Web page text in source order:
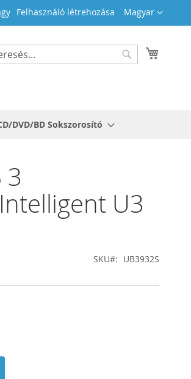
Nyelv
Magyar
Felhasználó létrehozása
DVD/BD Sokszorosító
3
U3
SKU UB3932S